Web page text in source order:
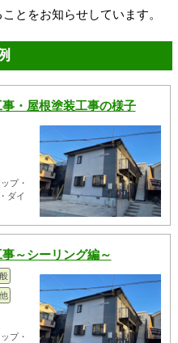
とをお知らせしています。
・屋根塗装工事の様子
プ・
ダイ
～シーリング編～
プ・